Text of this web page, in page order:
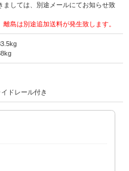
ましては、別途メールにてお知らせ致
島は別途追加送料が発生致します。
ドレール付き